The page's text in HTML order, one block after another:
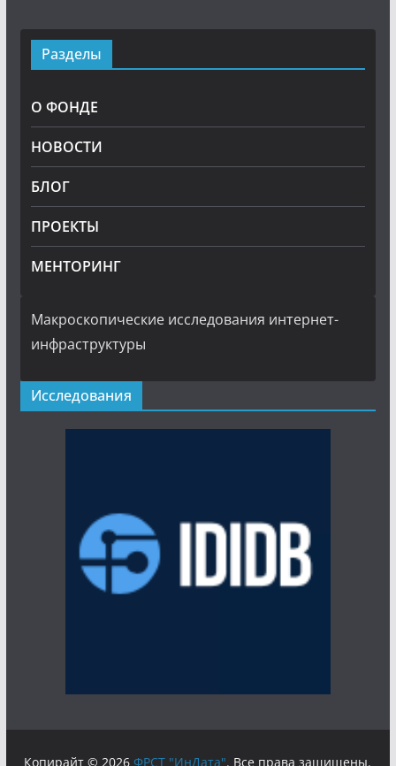
Разделы
О ФОНДЕ
НОВОСТИ
БЛОГ
ПРОЕКТЫ
МЕНТОРИНГ
Макроскопические исследования интернет-
инфраструктуры
Исследования
Копирайт © 2026ФРСТ "ИнДата". Все права защищены.